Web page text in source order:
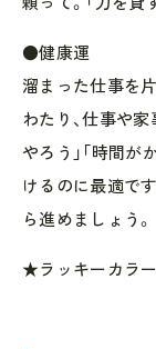
●健康運
溜まった仕事を
わたり、仕事や
やろう」「時間
けるのに最適で
ら進めましょう。
★ラッキーカラー